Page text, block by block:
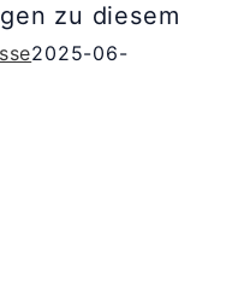
zu diesem
2025-06-